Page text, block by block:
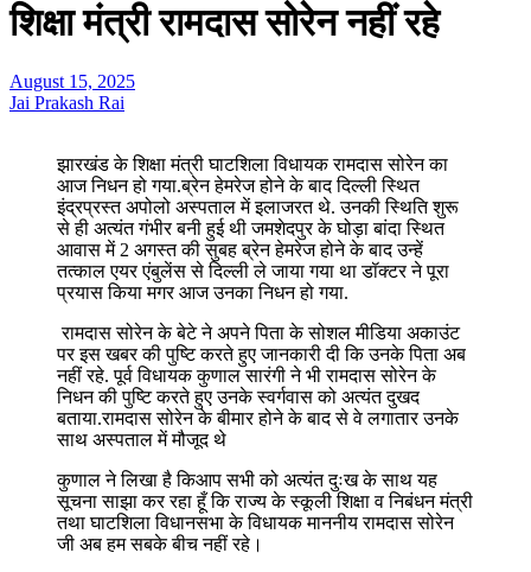
शिक्षा मंत्री रामदास सोरेन नहीं रहे
August 15, 2025
Jai Prakash Rai
झारखंड के शिक्षा मंत्री घाटशिला विधायक रामदास सोरेन का
आज निधन हो गया.ब्रेन हेमरेज होने के बाद दिल्ली स्थित
इंद्रप्रस्त अपोलो अस्पताल में इलाजरत थे. उनकी स्थिति शुरू
से ही अत्यंत गंभीर बनी हुई थी जमशेदपुर के घोड़ा बांदा स्थित
आवास में 2 अगस्त की सुबह ब्रेन हेमरेज होने के बाद उन्हें
तत्काल एयर एंबुलेंस से दिल्ली ले जाया गया था डॉक्टर ने पूरा
प्रयास किया मगर आज उनका निधन हो गया.
रामदास सोरेन के बेटे ने अपने पिता के सोशल मीडिया अकाउंट
पर इस खबर की पुष्टि करते हुए जानकारी दी कि उनके पिता अब
नहीं रहे. पूर्व विधायक कुणाल सारंगी ने भी रामदास सोरेन के
निधन की पुष्टि करते हुए उनके स्वर्गवास को अत्यंत दुखद
बताया.रामदास सोरेन के बीमार होने के बाद से वे लगातार उनके
साथ अस्पताल में मौजूद थे
कुणाल ने लिखा है किआप सभी को अत्यंत दुःख के साथ यह
सूचना साझा कर रहा हूँ कि राज्य के स्कूली शिक्षा व निबंधन मंत्री
तथा घाटशिला विधानसभा के विधायक माननीय रामदास सोरेन
जी अब हम सबके बीच नहीं रहे।